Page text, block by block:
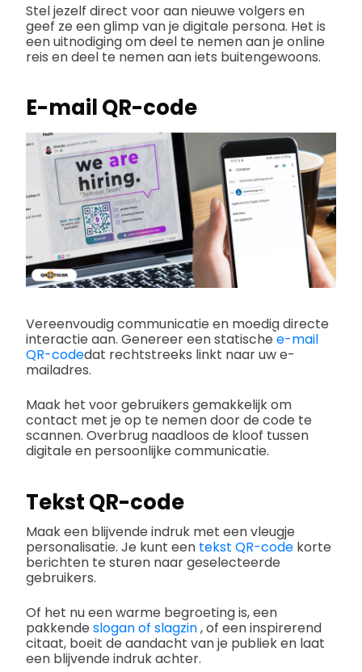
Stel jezelf direct voor aan nieuwe volgers en
geef ze een glimp van je digitale persona. Het is
een uitnodiging om deel te nemen aan je online
reis en deel te nemen aan iets buitengewoons.
E-mail QR-code
Vereenvoudig communicatie en moedig directe
interactie aan. Genereer een statische e-mail
QR-codedat rechtstreeks linkt naar uw e-
mailadres.
Maak het voor gebruikers gemakkelijk om
contact met je op te nemen door de code te
scannen. Overbrug naadloos de kloof tussen
digitale en persoonlijke communicatie.
Tekst QR-code
Maak een blijvende indruk met een vleugje
personalisatie. Je kunt een tekst QR-code korte
berichten te sturen naar geselecteerde
gebruikers.
Of het nu een warme begroeting is, een
pakkende slogan of slagzin, of een inspirerend
citaat, boeit de aandacht van je publiek en laat
een blijvende indruk achter.